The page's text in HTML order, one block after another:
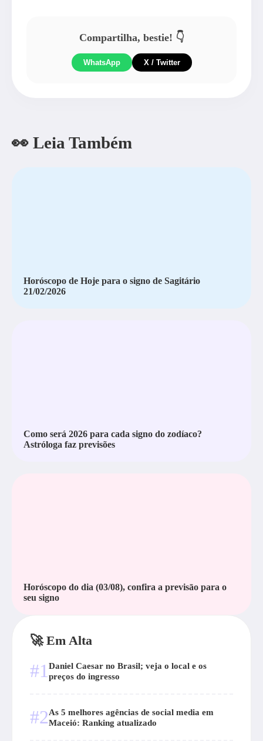
Compartilha, bestie! 👇
WhatsApp X / Twitter
👀 Leia Também
Horóscopo de Hoje para o signo de Sagitário
21/02/2026
Como será 2026 para cada signo do zodíaco?
Astróloga faz previsões
Horóscopo do dia (03/08), confira a previsāo para o
seu signo
🚀 Em Alta
#1 Daniel Caesar no Brasil; veja o local e os
preços do ingresso
#2As 5 melhores agências de social media em
Maceió: Ranking atualizado